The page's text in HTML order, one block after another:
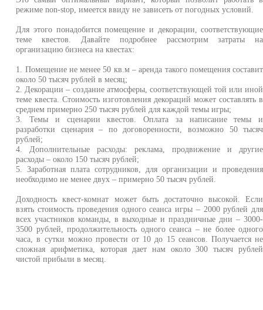
режиме non-stop, имеется ввиду не зависеть от погодных условий.
Для этого понадобится помещение и декорации, соответствующие
теме квестов. Давайте подробнее рассмотрим затраты на
организацию бизнеса на квестах:
1. Помещение не менее 50 кв.м – аренда такого помещения составит
около 50 тысяч рублей в месяц;
2. Декорации – создание атмосферы, соответствующей той или иной
теме квеста. Стоимость изготовления декораций может составлять в
среднем примерно 250 тысяч рублей для каждой темы игры;
3. Темы и сценарии квестов. Оплата за написание темы и
разработки сценария – по договоренности, возможно 50 тысяч
рублей;
4. Дополнительные расходы: реклама, продвижение и другие
расходы – около 150 тысяч рублей;
5. Заработная плата сотрудников, для организации и проведения
необходимо не менее двух – примерно 50 тысяч рублей.
Доходность квест-комнат может быть достаточно высокой. Если
взять стоимость проведения одного сеанса игры – 2000 рублей для
всех участников команды, в выходные и праздничные дни – 3000-
3500 рублей, продолжительность одного сеанса – не более одного
часа, в сутки можно провести от 10 до 15 сеансов. Получается не
сложная арифметика, которая дает нам около 300 тысяч рублей
чистой прибыли в месяц.